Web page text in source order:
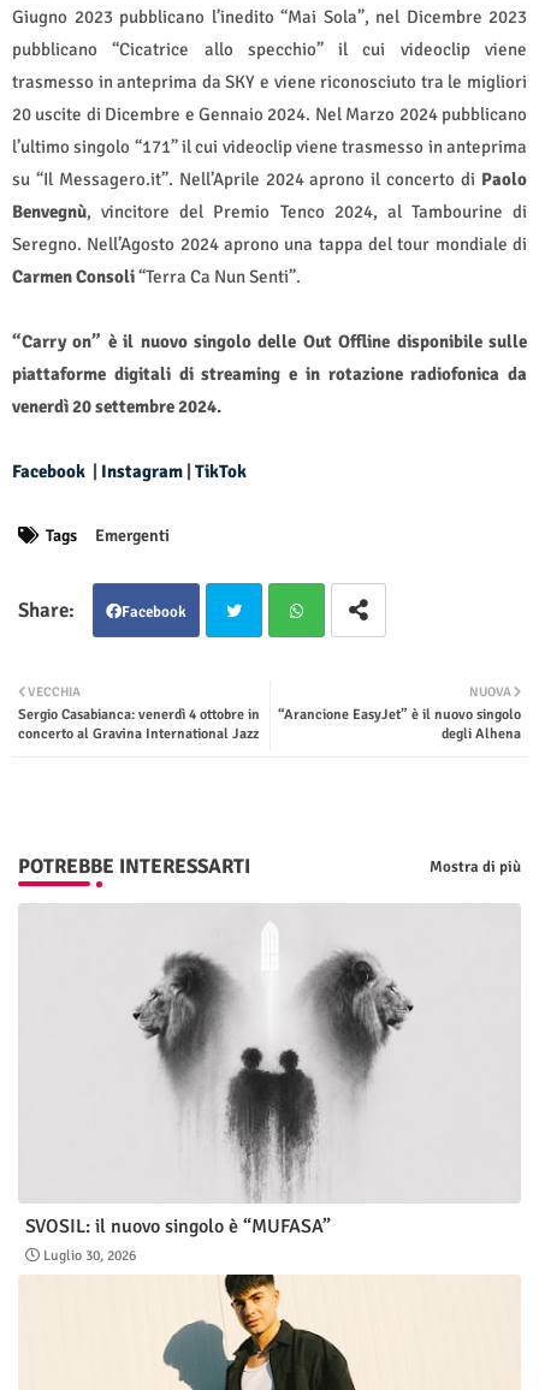
Giugno 2023 pubblicano l’inedito “Mai Sola”, nel Dicembre 2023
pubblicano “Cicatrice allo specchio” il cui videoclip viene
trasmesso in anteprima da SKY e viene riconosciuto tra le migliori
20 uscite di Dicembre e Gennaio 2024. Nel Marzo 2024 pubblicano
l’ultimo singolo “171” il cui videoclip viene trasmesso in anteprima
su “Il Messagero.it”. Nell’Aprile 2024 aprono il concerto di Paolo
Benvegnù, vincitore del Premio Tenco 2024, al Tambourine di
Seregno. Nell’Agosto 2024 aprono una tappa del tour mondiale di
Carmen Consoli“Terra Ca Nun Senti”.
“Carry on” è il nuovo singolo delle Out Offline disponibile sulle
piattaforme digitali di streaming e in rotazione radiofonica da
venerdì 20 settembre 2024.
Facebook Instagram TikTok
Tags Emergenti
Facebook
ter tsap
NUOVA
“Arancione EasyJet” è il nuovo singolo
degli Alhena
VECCHIA
Sergio Casabianca: venerdì 4 ottobre in
concerto al Gravina International Jazz
POTREBBE INTERESSARTI Mostra di più
SVOSIL: il nuovo singolo è “MUFASA”
Luglio 30, 2026